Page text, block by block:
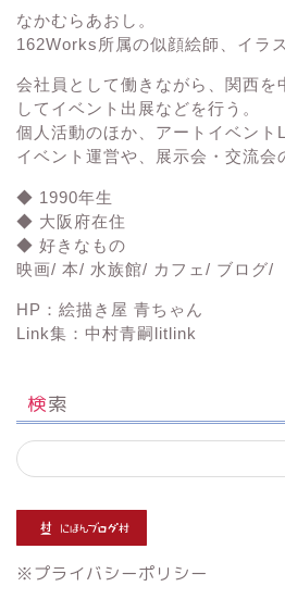
なかむらあおし。
162Works所属の似顔絵師、イラ
会社員として働きながら、関西を
してイベント出展などを行う。
個人活動のほか、アートイベント
イベント運営や、展示会・交流会
◆ 1990年生
◆ 大阪府在住
◆ 好きなもの
映画/ 本/ 水族館/ カフェ/ ブログ/
HP： 絵描き屋 青ちゃん
Link集： 中村青嗣litlink
検索
※プライバシーポリシー